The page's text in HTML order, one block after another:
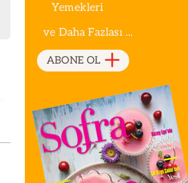
Yemekleri
ve Daha Fazlası ...
ABONE OL